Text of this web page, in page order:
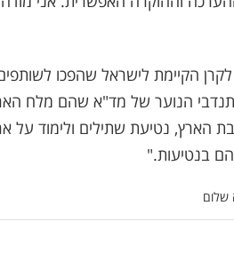
הקיימת לישראל שהפכו
הנוער של מד"א שהם מלח
הארץ, נטיעת שתילים ולימוד על
בנטיעות."
שלום